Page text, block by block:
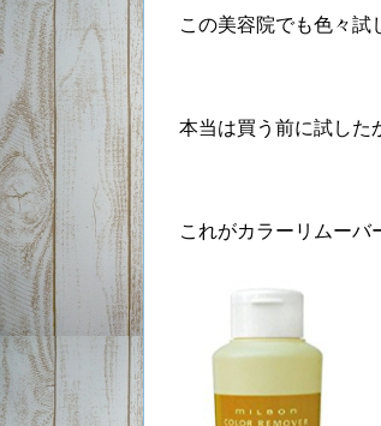
この美容院でも色々試
本当は買う前に試した
これがカラーリムーバ